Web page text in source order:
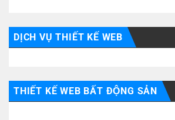
DỊCH VỤ THIẾT KẾ WEB
THIẾT KẾ WEB BẤT ĐỘNG SẢN